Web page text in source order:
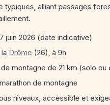
typiques, alliant passages
juin 2026 (date indicative)
Drôme (26), à 9h
montagne de 21 km (solo
de montagne
niveaux, accessible et